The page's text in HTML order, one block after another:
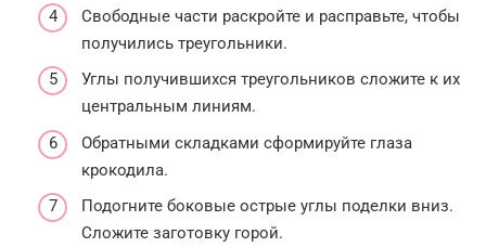
Свободные части раскройте и расправьте, чтобы
получились треугольники.
Углы получившихся треугольников сложите к их
центральным линиям.
Обратными складками сформируйте глаза
крокодила.
Подогните боковые острые углы поделки вниз.
Сложите заготовку горой.